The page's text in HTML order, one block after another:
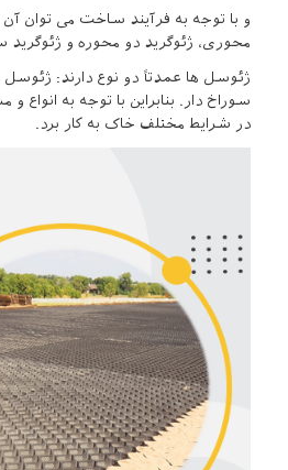
و با توجه به فرآیند ساخت می توان
محوری، ژئوگرید دو محوره و
ژئوسل ها عمدتاً دو نوع دارند:
سوراخ دار. بنابراین با توجه به
در شرایط مختلف خاک به کار برد.